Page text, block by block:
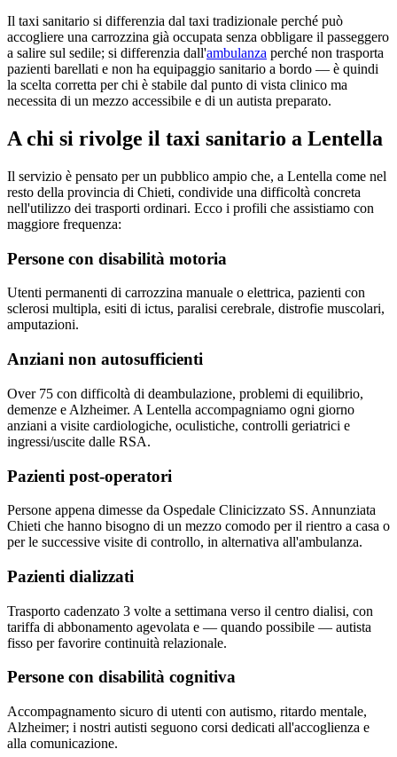
Il taxi sanitario si differenzia dal taxi tradizionale perché può
accogliere una carrozzina già occupata senza obbligare il passeggero
a salire sul sedile; si differenzia dall'ambulanza perché non trasporta
pazienti barellati e non ha equipaggio sanitario a bordo — è quindi
la scelta corretta per chi è stabile dal punto di vista clinico ma
necessita di un mezzo accessibile e di un autista preparato.
A chi si rivolge il taxi sanitario a Lentella
Il servizio è pensato per un pubblico ampio che, a Lentella come nel
resto della provincia di Chieti, condivide una difficoltà concreta
nell'utilizzo dei trasporti ordinari. Ecco i profili che assistiamo con
maggiore frequenza:
Persone con disabilità motoria
Utenti permanenti di carrozzina manuale o elettrica, pazienti con
sclerosi multipla, esiti di ictus, paralisi cerebrale, distrofie muscolari,
amputazioni.
Anziani non autosufficienti
Over 75 con difficoltà di deambulazione, problemi di equilibrio,
demenze e Alzheimer. A Lentella accompagniamo ogni giorno
anziani a visite cardiologiche, oculistiche, controlli geriatrici e
ingressi/uscite dalle RSA.
Pazienti post-operatori
Persone appena dimesse da Ospedale Clinicizzato SS. Annunziata
Chieti che hanno bisogno di un mezzo comodo per il rientro a casa o
per le successive visite di controllo, in alternativa all'ambulanza.
Pazienti dializzati
Trasporto cadenzato 3 volte a settimana verso il centro dialisi, con
tariffa di abbonamento agevolata e — quando possibile — autista
fisso per favorire continuità relazionale.
Persone con disabilità cognitiva
Accompagnamento sicuro di utenti con autismo, ritardo mentale,
Alzheimer; i nostri autisti seguono corsi dedicati all'accoglienza e
alla comunicazione.